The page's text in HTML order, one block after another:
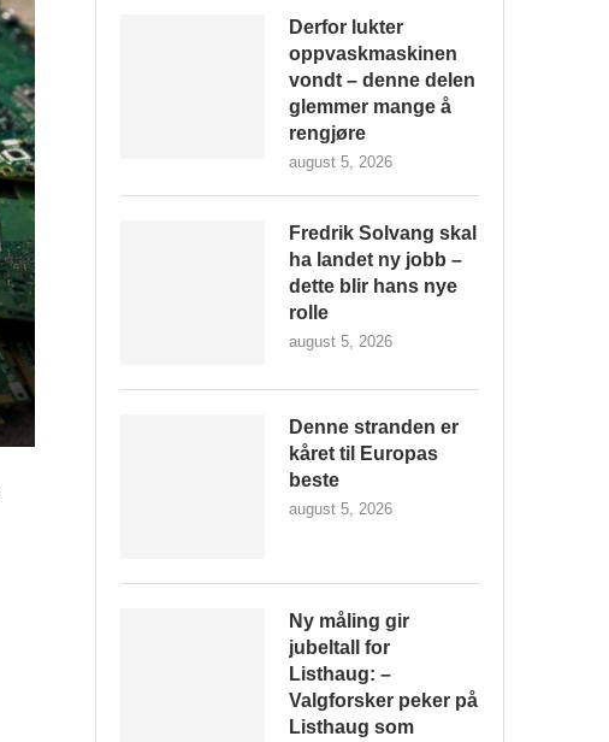
Derfor lukter
oppvaskmaskinen
vondt – denne delen
glemmer mange å
rengjøre
august 5, 2026
Fredrik Solvang skal
ha landet ny jobb –
dette blir hans nye
rolle
august 5, 2026
Denne stranden er
kåret til Europas
beste
august 5, 2026
Ny måling gir
jubeltall for
Listhaug: –
Valgforsker peker på
Listhaug som